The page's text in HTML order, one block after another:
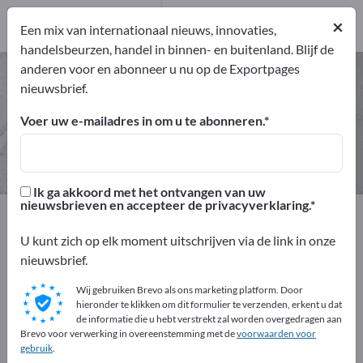
Zijdepapier – vind fabrikanten en
2
Exportpages Grondstoffen en werkmaterialen
Papier
Zijdepapier
Adverteer gratis op Exportpages!
Behoeften – Aanbiedingen – Gebruikte goederen –
Zakelijke contacten >> begin hier
×
Een mix van internationaal nieuws, innovaties,
handelsbeurzen, handel in binnen- en buitenland. Blijf de
anderen voor en abonneer u nu op de Exportpages
nieuwsbrief.
Voer uw e-mailadres in om u te abonneren.
Ik ga akkoord met het ontvangen van uw
nieuwsbrieven en accepteer de privacyverklaring.
U kunt zich op elk moment uitschrijven via de link in onze
nieuwsbrief.
Wij gebruiken Brevo als ons marketing platform. Door
hieronder te klikken om dit formulier te verzenden, erkent u dat
de informatie die u hebt verstrekt zal worden overgedragen aan
Brevo voor verwerking in overeenstemming met devoorwaarden voor
gebruik.